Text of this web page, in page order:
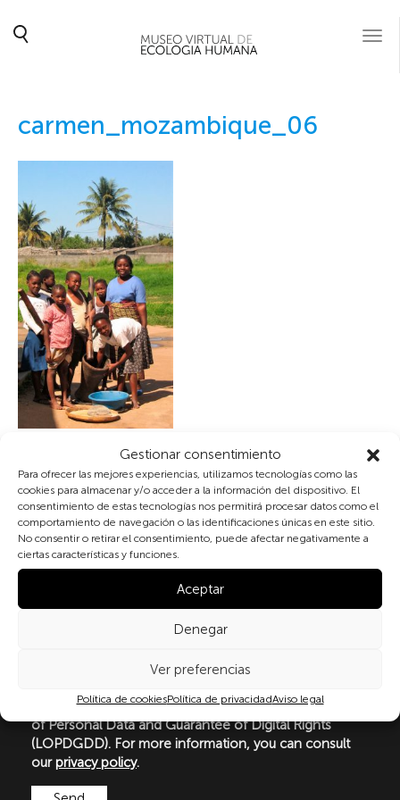
Gestionar consentimiento
Para ofrecer las mejores experiencias, utilizamos tecnologías como las
cookies para almacenar y/o acceder a la información del dispositivo. El
consentimiento de estas tecnologías nos permitirá procesar datos como el
comportamiento de navegación o las identificaciones únicas en este sitio.
No consentir o retirar el consentimiento, puede afectar negativamente a
ciertas características y funciones.
Aceptar
Denegar
Ver preferencias
Política de cookiesPolítica de privacidadAviso legal
carmen_mozambique_06
Subscribe to our newsletter
By checking the box and submitting this form, you
expressly consent to the processing of your personal
data in accordance with the current regulations on
Regulation (EU) 2016/679 of the European Parliament
Organic Law 3/2018 of 5 December on the Protection
of Personal Data and Guarantee of Digital Rights
(LOPDGDD). For more information, you can consult
ourprivacy policy.